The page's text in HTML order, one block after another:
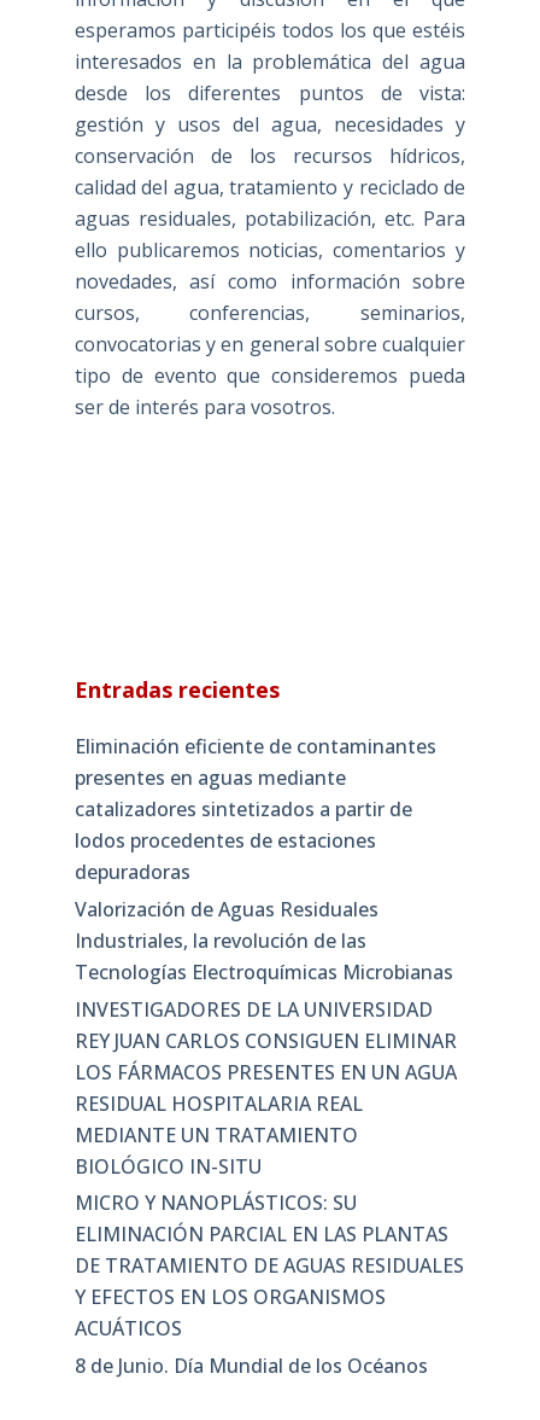
esperamos participéis todos los que estéis
interesados en la problemática del agua
desde los diferentes puntos de vista:
gestión y usos del agua, necesidades y
conservación de los recursos hídricos,
calidad del agua, tratamiento y reciclado de
aguas residuales, potabilización, etc. Para
ello publicaremos noticias, comentarios y
novedades, así como información sobre
cursos, conferencias, seminarios,
convocatorias y en general sobre cualquier
tipo de evento que consideremos pueda
ser de interés para vosotros.
Entradas recientes
Eliminación eficiente de contaminantes
presentes en aguas mediante
catalizadores sintetizados a partir de
lodos procedentes de estaciones
depuradoras
Valorización de Aguas Residuales
Industriales, la revolución de las
Tecnologías Electroquímicas Microbianas
INVESTIGADORES DE LA UNIVERSIDAD
REY JUAN CARLOS CONSIGUEN ELIMINAR
LOS FÁRMACOS PRESENTES EN UN AGUA
RESIDUAL HOSPITALARIA REAL
MEDIANTE UN TRATAMIENTO
BIOLÓGICO IN-SITU
MICRO Y NANOPLÁSTICOS: SU
ELIMINACIÓN PARCIAL EN LAS PLANTAS
DE TRATAMIENTO DE AGUAS RESIDUALES
Y EFECTOS EN LOS ORGANISMOS
ACUÁTICOS
8 de Junio. Día Mundial de los Océanos